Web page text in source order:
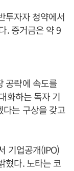
투자자 청약에서
. 증거금은 약 9
공략에 속도를
화하는 독자 기
다는 구상을 갖고
기업공개(IPO)
혔다. 노타는 코